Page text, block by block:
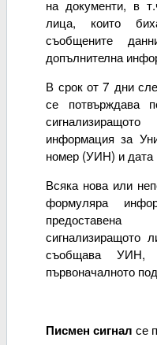
на документи, в
лица, които
съобщените
допълнителна
В срок от 7 дни
се потвърждава
информация за
номер (УИН) и дата
Всяка нова или
формуляра
сигнализиращото
съобщава УИН,
първоначалното
Писмен сигнал се